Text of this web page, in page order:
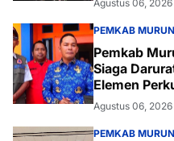
Agustus 06, 2026
PEMKAB
Pemkab
Siaga
Elemen
Agustus 06, 2026
PEMKAB